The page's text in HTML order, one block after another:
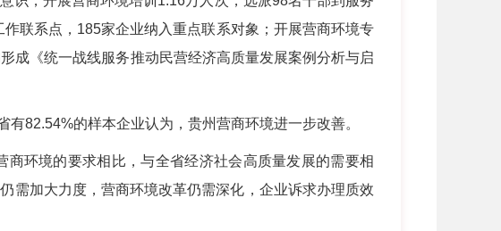
联系点，185家企业纳入重点联系对象；开展营商环境专
成《统一战线服务推动民营经济高质量发展案例分析与启
82.54%的样本企业认为，贵州营商环境进一步改善。
环境的要求相比，与全省经济社会高质量发展的需要相
需加大力度，营商环境改革仍需深化，企业诉求办理质效